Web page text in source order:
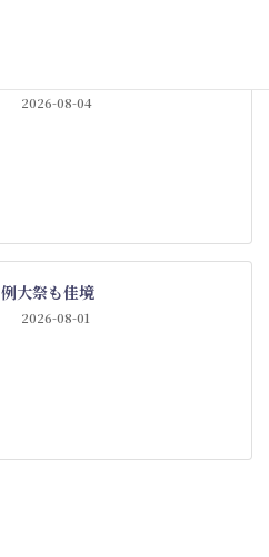
2026-08-04
例大祭も佳境
2026-08-01